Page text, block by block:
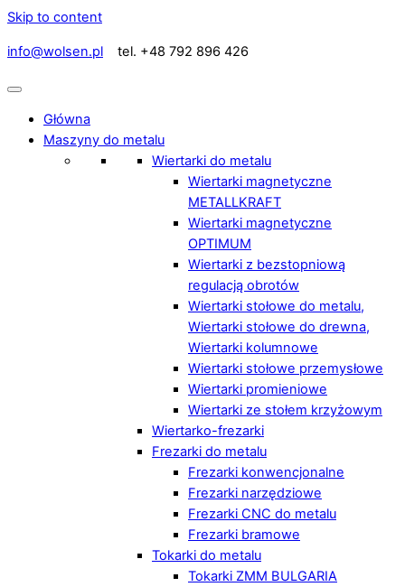
Skip to content
info@wolsen.pl tel. +48 792 896 426
Główna
Maszyny do metalu
Wiertarki do metalu
Wiertarki magnetyczne
METALLKRAFT
Wiertarki magnetyczne
OPTIMUM
Wiertarki z bezstopniową
regulacją obrotów
Wiertarki stołowe do metalu,
Wiertarki stołowe do drewna,
Wiertarki kolumnowe
Wiertarki stołowe przemysłowe
Wiertarki promieniowe
Wiertarki ze stołem krzyżowym
Wiertarko-frezarki
Frezarki do metalu
Frezarki konwencjonalne
Frezarki narzędziowe
Frezarki CNC do metalu
Frezarki bramowe
Tokarki do metalu
Tokarki ZMM BULGARIA